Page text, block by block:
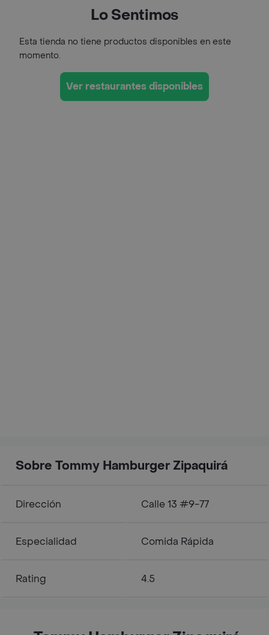
Lo Sentimos
Esta tienda no tiene productos disponibles en este
momento.
Ver restaurantes disponibles
Sobre Tommy Hamburger Zipaquirá
Dirección Calle 13 #9-77
Especialidad Comida Rápida
Rating 4.5